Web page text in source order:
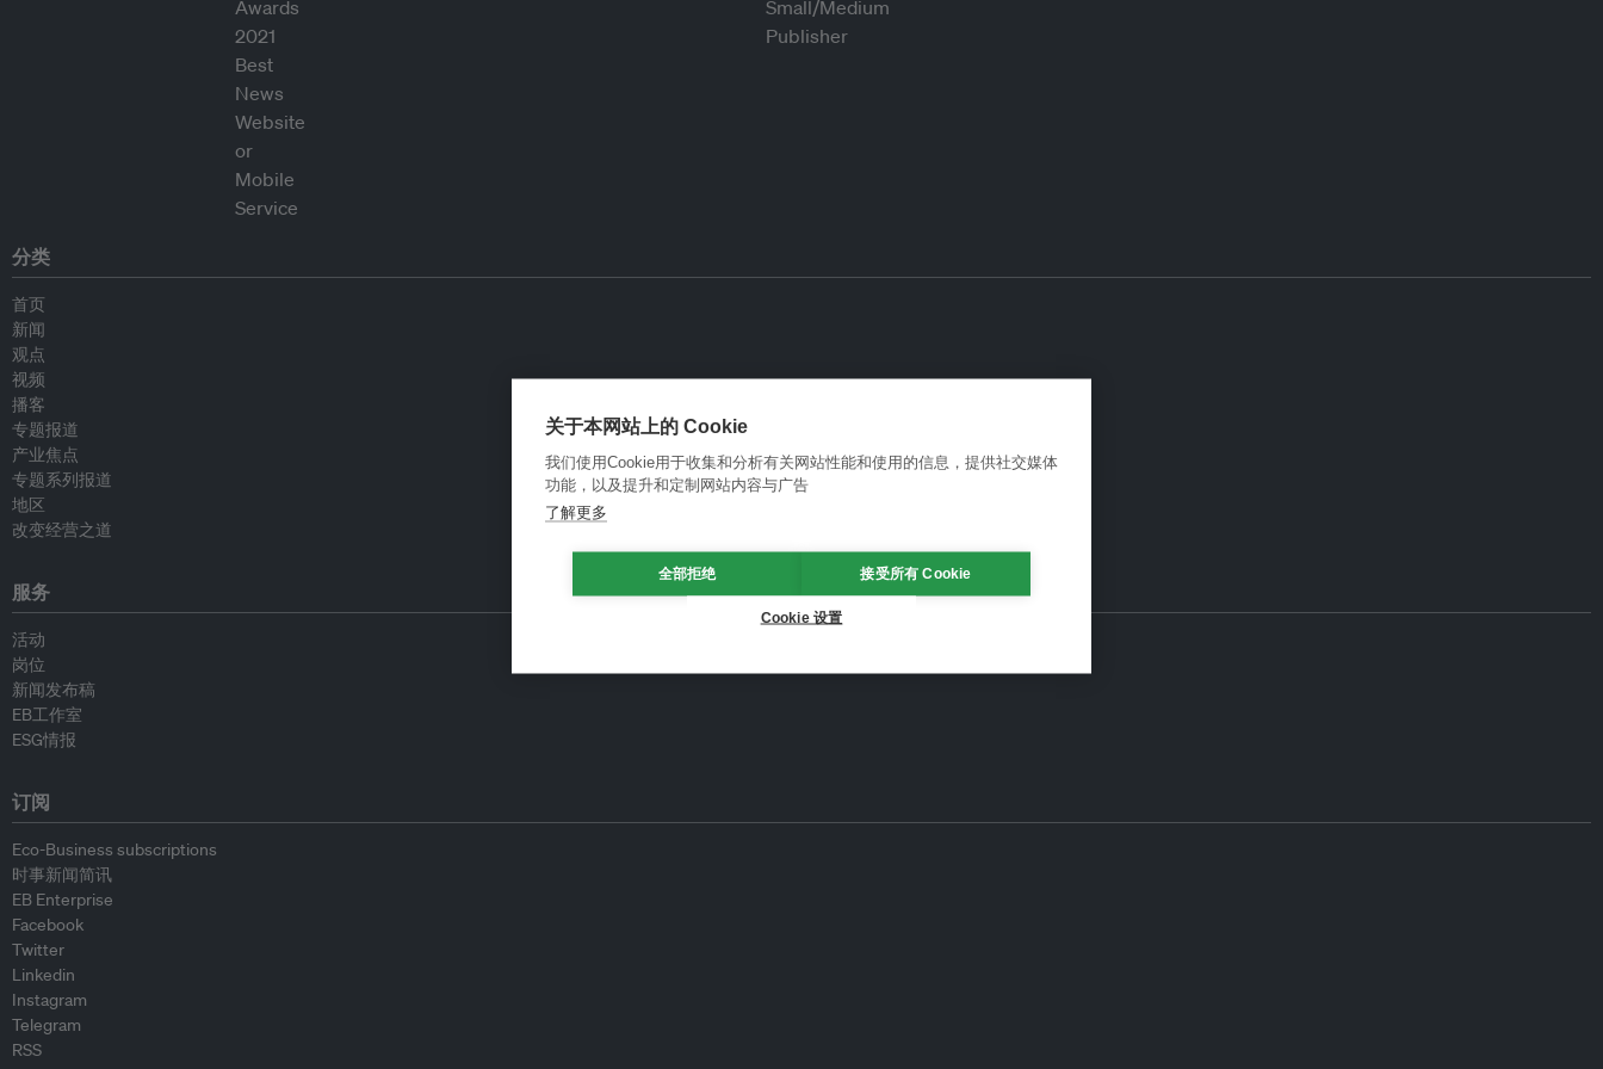
分类
首页
新闻
观点
视频
播客
专题报道
产业焦点
专题系列报道
地区
改变经营之道
服务
活动
岗位
新闻发布稿
EB工作室
ESG情报
订阅
Eco-Business subscriptions
时事新闻简讯
EB Enterprise
Facebook
Twitter
Linkedin
Instagram
Telegram
RSS
关于本网站上的 Cookie
我们使用Cookie用于收集和分析有关网站性能和使用的信息，提供社交媒体
功能，以及提升和定制网站内容与广告
了解更多
全部拒绝 接受所有 Cookie
Cookie 设置